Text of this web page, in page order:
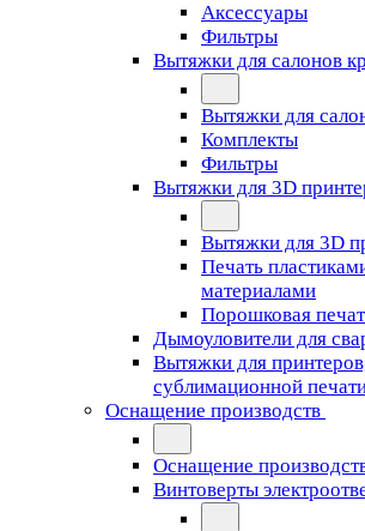
Аксессуары
Фильтры
Вытяжки для салонов
Вытяжки для
Комплекты
Фильтры
Вытяжки для 3D
Вытяжки для 3D
Печать
материалами
Порошковая
Дымоуловители для
Вытяжки для
сублимационной
Оснащение производств
Оснащение
Винтоверты